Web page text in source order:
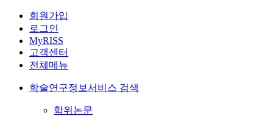
회원가입
로그인
MyRISS
고객센터
전체메뉴
학술연구정보서비스 검색
학위논문